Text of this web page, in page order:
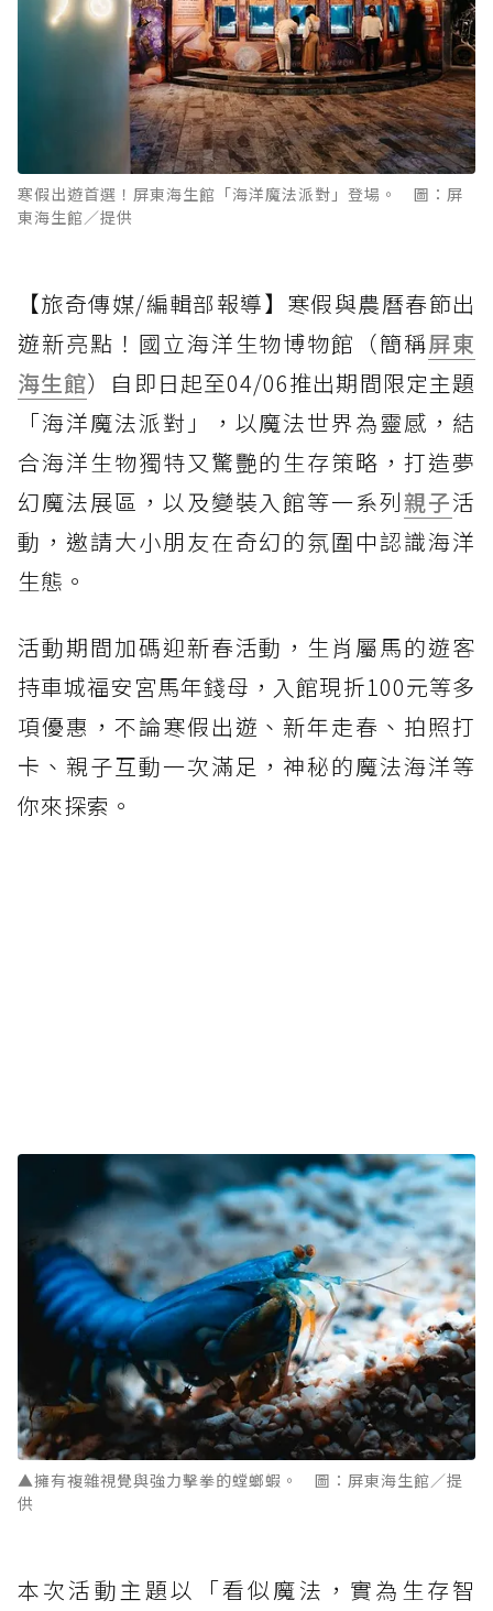
寒假出遊首選！屏東海生館「海洋魔法派對」登場。 圖：屏
東海生館／提供
【旅奇傳媒/編輯部報導】寒假與農曆春節出
遊新亮點！國立海洋生物博物館（簡稱屏東
海生館）自即日起至04/06推出期間限定主題
「海洋魔法派對」，以魔法世界為靈感，結
合海洋生物獨特又驚艷的生存策略，打造夢
幻魔法展區，以及變裝入館等一系列親子活
動，邀請大小朋友在奇幻的氛圍中認識海洋
生態。
活動期間加碼迎新春活動，生肖屬馬的遊客
持車城福安宮馬年錢母，入館現折100元等多
項優惠，不論寒假出遊、新年走春、拍照打
卡、親子互動一次滿足，神秘的魔法海洋等
你來探索。
▲擁有複雜視覺與強力擊拳的螳螂蝦。 圖：屏東海生館／提
供
本次活動主題以「看似魔法，實為生存智